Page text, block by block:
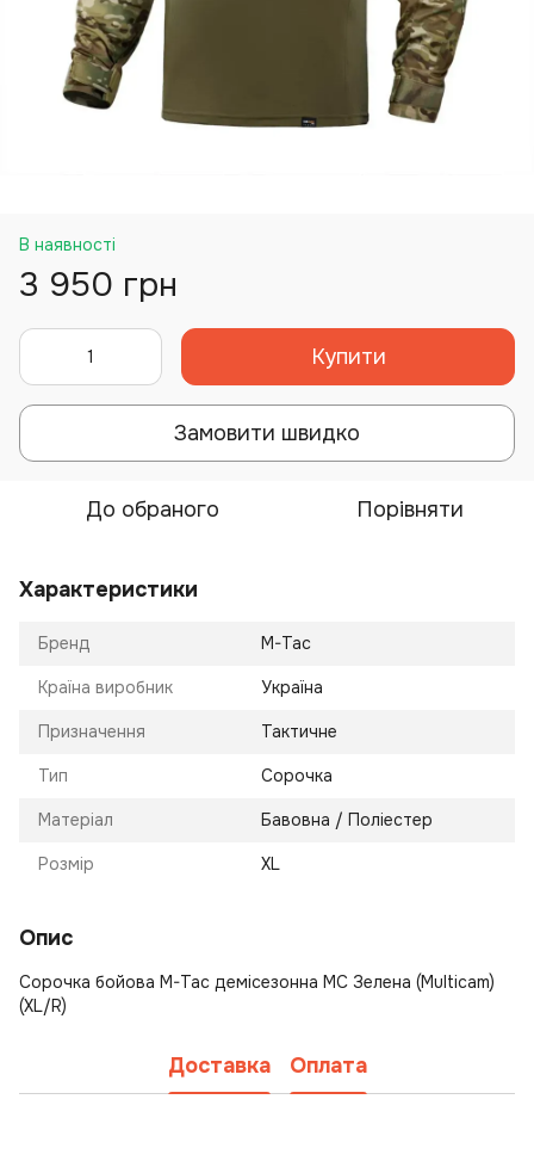
В наявності
3 950 грн
Купити
Замовити швидко
До обраного Порівняти
Характеристики
Бренд M-Tac
Країна виробник Україна
Призначення Тактичне
Тип Сорочка
Матеріал Бавовна / Поліестер
Розмір XL
Опис
Сорочка бойова M-Tac демісезонна MC Зелена (Multicam)
(XL/R)
Доставка Оплата